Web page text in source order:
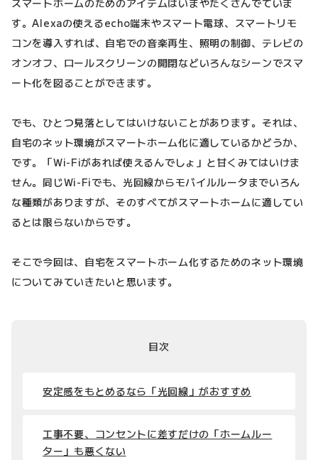
す。Alexaの使えるecho端末やスマート電球、スマートリモ
コンを導入すれば、自宅での音楽再生、照明の制御、テレビの
オンオフ、ロールスクリーンの開閉などいろんなシーンでスマ
ート化を図ることができます。
でも、ひとつ見落としてはいけないことがあります。それは、
自宅のネット環境がスマートホーム化に適しているかどうか、
です。「Wi-Fiがあれば使えるんでしょ」と甘くみてはいけま
せん。同じWi-Fiでも、光回線からモバイルルータまでいろん
な種類がありますが、そのすべてがスマートホームに適してい
るとは限らないからです。
そこで今回は、自宅をスマートホーム化するためのネット環境
についてみていきたいと思います。
目次
安定感をもとめるなら「光回線」がおすすめ
工事不要、コンセントに差すだけの「ホームルー
ター」も悪くない